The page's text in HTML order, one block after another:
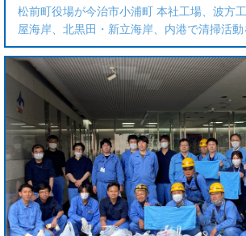
松前町役場が今治市小浦町 本社工場、波方
屋海岸、北黒田・新立海岸、内港で清掃活動